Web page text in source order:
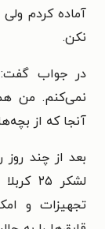
آماده کردم
نکن.
در جواب گفت:
نمی‌کنم. من
آنجا که از
بعد از چند روز
لشکر
تجهیزات و